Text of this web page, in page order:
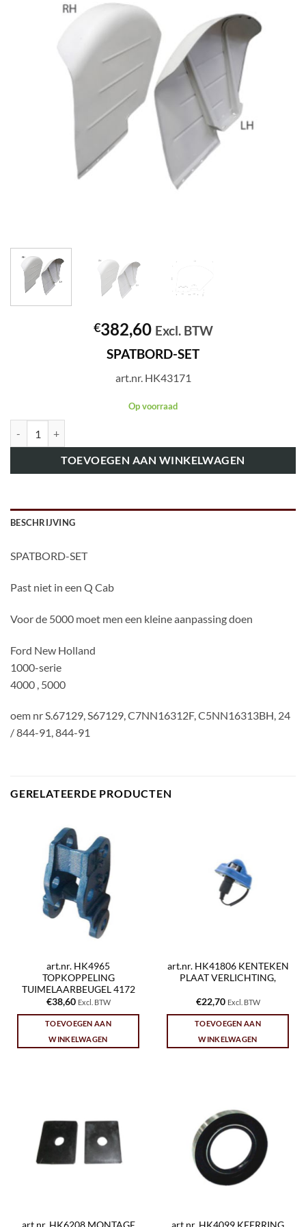
€382,60 Excl. BTW
SPATBORD-SET
art.nr. HK43171
Op voorraad
TOEVOEGEN AAN WINKELWAGEN
BESCHRIJVING
SPATBORD-SET
Past niet in een Q Cab
Voor de 5000 moet men een kleine aanpassing doen
Ford New Holland
1000-serie
4000 , 5000
oem nr S.67129, S67129, C7NN16312F, C5NN16313BH, 24
/ 844-91, 844-91
GERELATEERDE PRODUCTEN
art.nr. HK4965
TOPKOPPELING
TUIMELAARBEUGEL 4172
€38,60 Excl. BTW
TOEVOEGEN AAN
WINKELWAGEN
art.nr. HK41806 KENTEKEN
PLAAT VERLICHTING,
€22,70 Excl. BTW
TOEVOEGEN AAN
WINKELWAGEN